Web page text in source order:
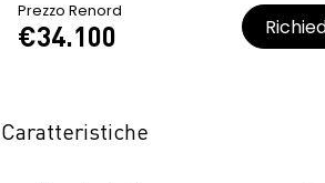
Prezzo Renord
€34.100
Caratteristiche